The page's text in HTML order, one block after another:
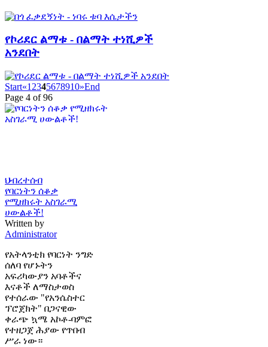
የኮሪደር ልማቱ - በልማት ተነሺዎች
አንደበት
Start«1 2345678910»End
Page 4 of 96
ህብረተሰብ
የባርነትን ሰቆቃ
የሚዘክሩት አስገራሚ
ሀውልቶች!
Written by
Administrator
የአትላንቲክ የባርነት ንግድ
ሰለባ የሆኑትን
አፍሪካውያን አባቶችና
እናቶች ለማስታወስ
የተሰራው "የአንሴስተር
ፕሮጀክት" በጋናዊው
ቀራጭ ኳሜ አኮቶ-ባምፎ
የተዘጋጀ ሕያው የጥበብ
ሥራ ነው።